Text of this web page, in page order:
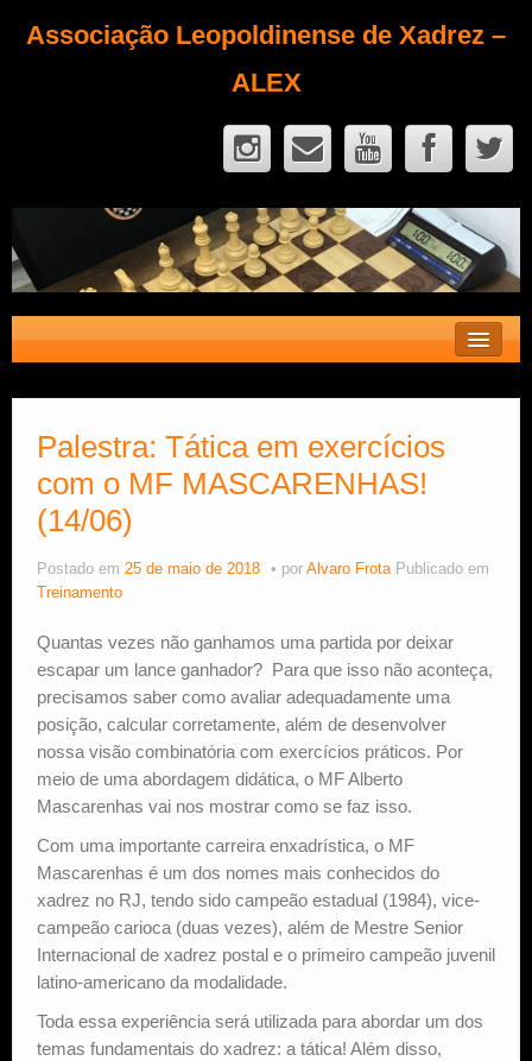
Associação Leopoldinense de Xadrez –
ALEX
Fique Sócio
Quem Somos?
Calendário
Estude Xadrez
Palestra: Tática em exercícios
com o MF MASCARENHAS!
(14/06)
Postado em 25 de maio de 2018 por Alvaro Frota Publicado em
Treinamento
Quantas vezes não ganhamos uma partida por deixar
escapar um lance ganhador? Para que isso não aconteça,
precisamos saber como avaliar adequadamente uma
posição, calcular corretamente, além de desenvolver
nossa visão combinatória com exercícios práticos. Por
meio de uma abordagem didática, o MF Alberto
Mascarenhas vai nos mostrar como se faz isso.
Com uma importante carreira enxadrística, o MF
Mascarenhas é um dos nomes mais conhecidos do
xadrez no RJ, tendo sido campeão estadual (1984), vice-
campeão carioca (duas vezes), além de Mestre Senior
Internacional de xadrez postal e o primeiro campeão juvenil
latino-americano da modalidade.
Toda essa experiência será utilizada para abordar um dos
temas fundamentais do xadrez: a tática! Além disso,